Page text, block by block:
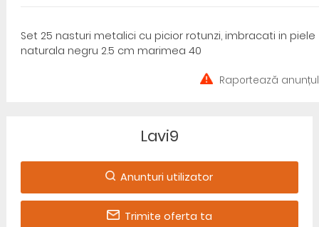
Set 25 nasturi metalici cu picior rotunzi, imbracati in piele
naturala negru 2.5 cm marimea 40
Raportează anunțul
Lavi9
Anunturi utilizator
Trimite oferta ta